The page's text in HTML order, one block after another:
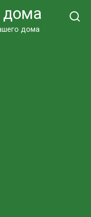
дома
дома